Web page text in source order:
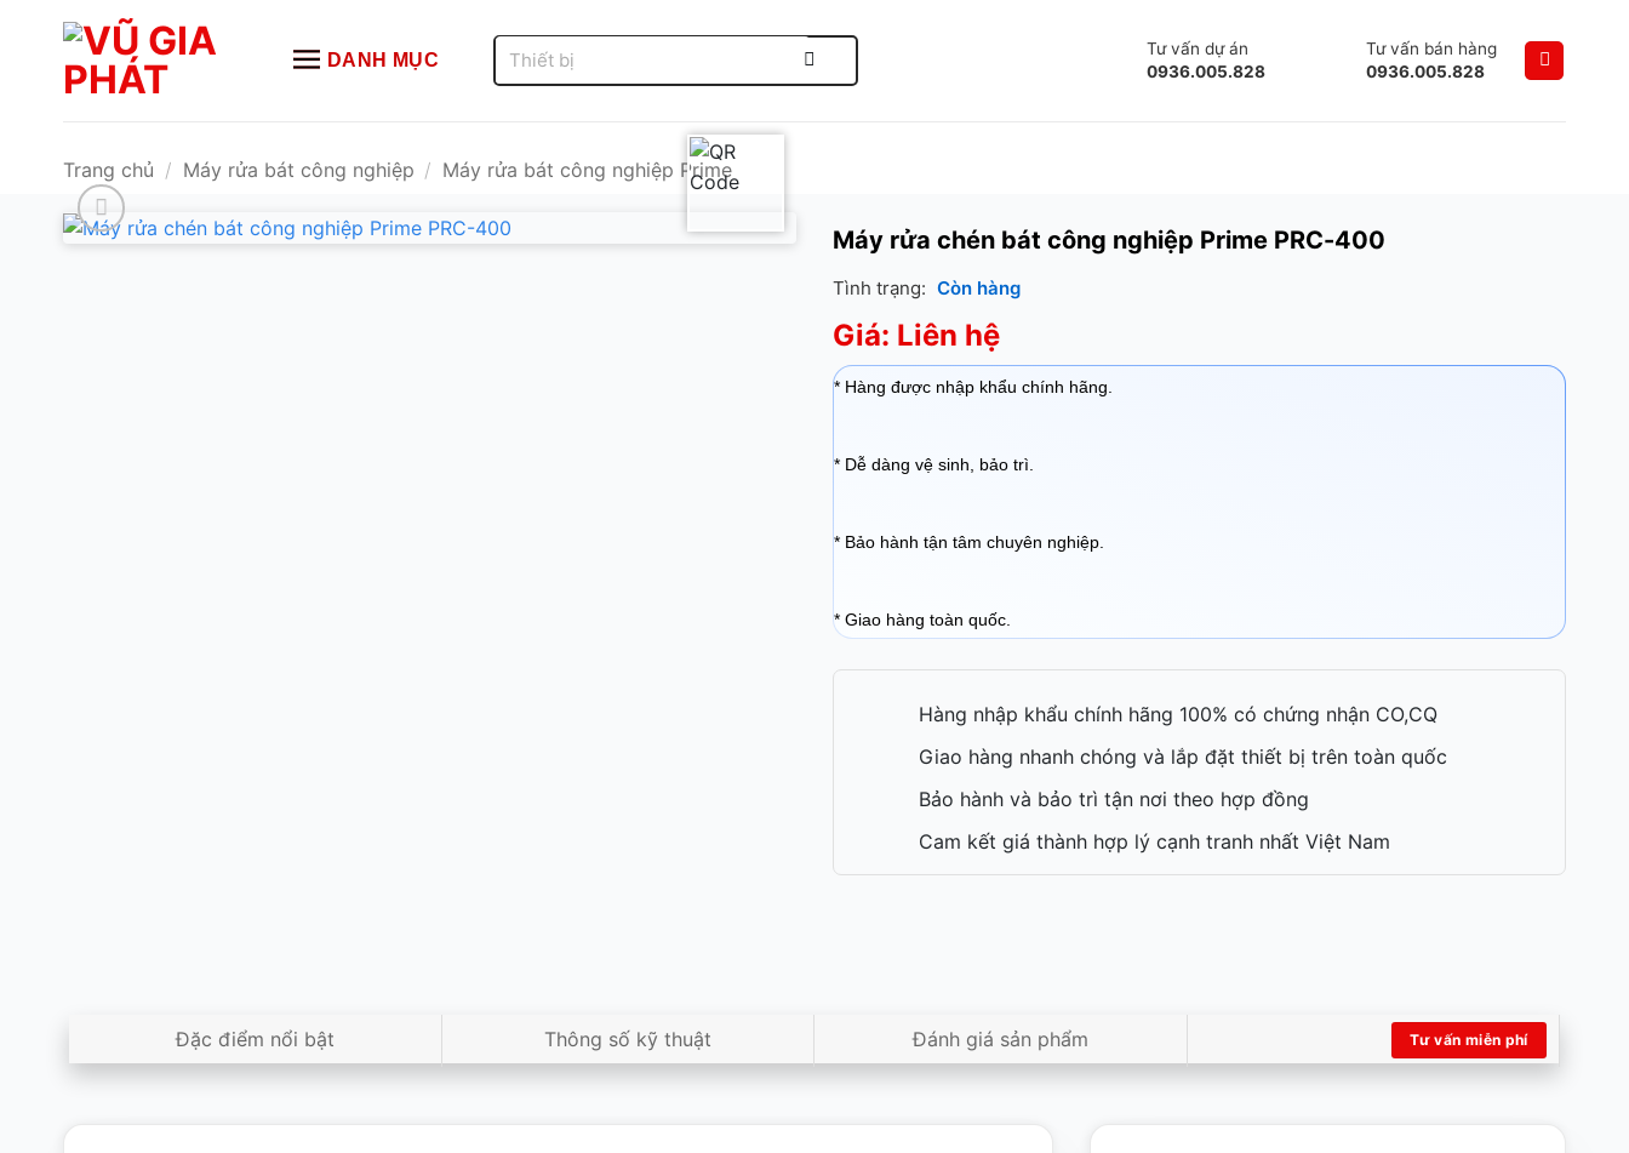
DANH MỤC
kiếm:
Tư vấn dự án
0936.005.828
Tư vấn bán hàng
0936.005.828
Trang chủ / Máy rửa bát công nghiệp / Máy rửa bát công nghiệp Prime
Máy rửa chén bát công nghiệp Prime PRC-400
Tình trạng: Còn hàng
Giá: Liên hệ
* Hàng được nhập khẩu chính hãng.
* Dễ dàng vệ sinh, bảo trì.
* Bảo hành tận tâm chuyên nghiệp.
* Giao hàng toàn quốc.
Hàng nhập khẩu chính hãng 100% có chứng nhận CO,CQ
Giao hàng nhanh chóng và lắp đặt thiết bị trên toàn quốc
Bảo hành và bảo trì tận nơi theo hợp đồng
Cam kết giá thành hợp lý cạnh tranh nhất Việt Nam
Đặc điểm nổi bật Thông số kỹ thuật Đánh giá sản phẩm Tư vấn miễn phí